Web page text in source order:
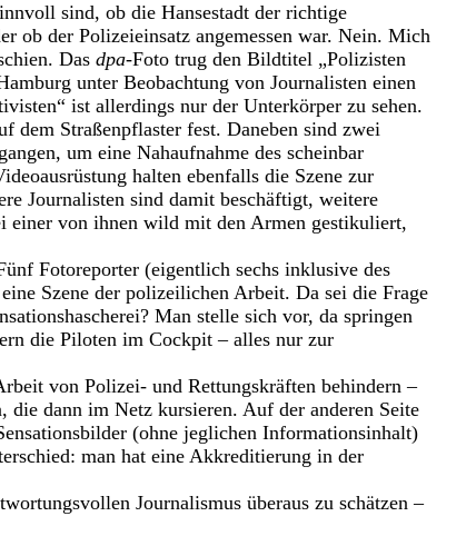
sind, ob die Hansestadt der richtige
ob der Polizeieinsatz angemessen war. Nein. Mich
Das dpa-Foto trug den Bildtitel „Polizisten
unter Beobachtung von Journalisten einen
ist allerdings nur der Unterkörper zu sehen.
dem Straßenpflaster fest. Daneben sind zwei
um eine Nahaufnahme des scheinbar
halten ebenfalls die Szene zur
Journalisten sind damit beschäftigt, weitere
einer von ihnen wild mit den Armen gestikuliert,
Fotoreporter (eigentlich sechs inklusive des
Szene der polizeilichen Arbeit. Da sei die Frage
Man stelle sich vor, da springen
die Piloten im Cockpit – alles nur zur
von Polizei- und Rettungskräften behindern –
dann im Netz kursieren. Auf der anderen Seite
(ohne jeglichen Informationsinhalt)
man hat eine Akkreditierung in der
Journalismus überaus zu schätzen –